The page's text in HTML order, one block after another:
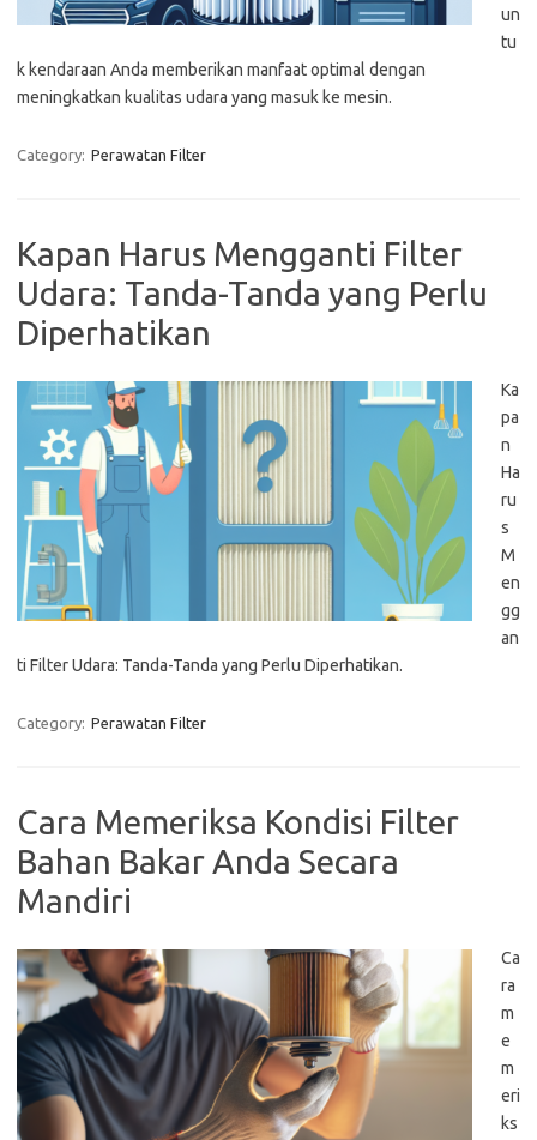
un
tu
k kendaraan Anda memberikan manfaat optimal dengan
meningkatkan kualitas udara yang masuk ke mesin.
Category: Perawatan Filter
Kapan Harus Mengganti Filter
Udara: Tanda-Tanda yang Perlu
Diperhatikan
Ka
pa
n
Ha
ru
s
M
en
gg
an
ti Filter Udara: Tanda-Tanda yang Perlu Diperhatikan.
Category: Perawatan Filter
Cara Memeriksa Kondisi Filter
Bahan Bakar Anda Secara
Mandiri
Ca
ra
m
e
m
eri
ks